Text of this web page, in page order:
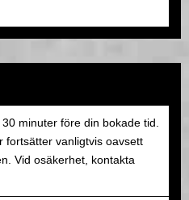
minuter före din bokade tid.
fortsätter vanligtvis oavsett
Vid osäkerhet, kontakta